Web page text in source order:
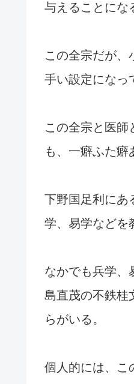
与えることにな
この全宗だが、
手い設定になっ
この全宗と医師
も、一癖ふた癖
下野国足利にあ
学、易学などを
なかでも兵学、
島直茂の不鉄桂
らがいる。
個人的には、こ